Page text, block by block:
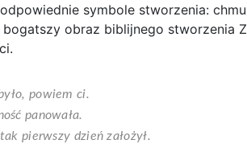
symbole stworzenia:
obraz biblijnego stworzenia
powiem ci.
panowała.
pierwszy dzień założył.